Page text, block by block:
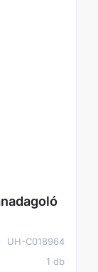
UH-C018964
1 db